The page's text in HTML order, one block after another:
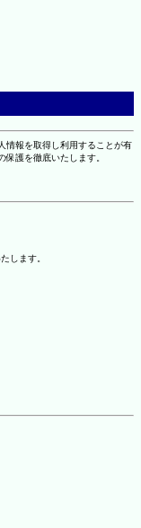
情報を取得し利用することが有
護を徹底いたします。
します。